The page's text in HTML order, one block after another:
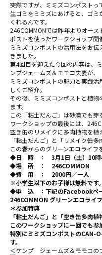
突然ですが、ミミズコンポストっ
生ゴミをミミズにあげると、ゴ
くれるんです。
246COMMONでは昨年よりオー
ポストを使ったワークショップ開
ミミズコンポストの活用法をお
きました。
第4回目を迎えた今回の内容は、
ンプジェームズ＆モモコ夫妻が、
ミミズコンポストの魅力と実践
しくご紹介。
その後、ミミズコンポストと植
ます。
この「粘土だんご」は砂漠でも芽
ワークショップの最後には、
空き缶のリメイクに多肉植物を植
「粘土だんご」と「リメイク缶
この春からのグリーンエコライフ
◆日 時 ： 3月1日（土）10時
◆場 所 ： 246COMMON
◆費 用 ： 2000円／一人
※小学生以下のお子様は無料です
◆申 込 ：下記のFacebookペー
246COMMON グリーンエコライ
＊参加特典
「粘土だんご」と「空き缶多肉植
このワークショップに一回でも参
特別にミミズコンポストのCAN-
す。
＜ケンプ ジェームズ＆モモコの